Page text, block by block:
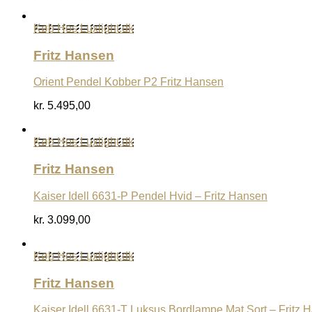
Køb Hos Luxlight.dk
Fritz Hansen
Orient Pendel Kobber P2 Fritz Hansen
kr. 5.495,00
Køb Hos Luxlight.dk
Fritz Hansen
Kaiser Idell 6631-P Pendel Hvid – Fritz Hansen
kr. 3.099,00
Køb Hos Luxlight.dk
Fritz Hansen